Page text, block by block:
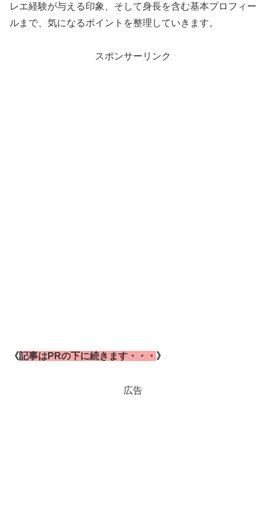
レエ経験が与える印象、そして身長を含む基本プロフィー
ルまで、気になるポイントを整理していきます。
スポンサーリンク
《記事はPRの下に続きます・・・ 》
広告